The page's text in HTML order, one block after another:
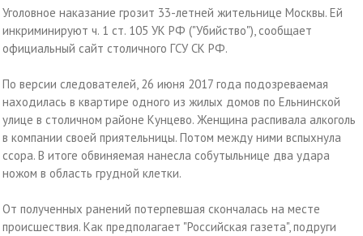
Уголовное наказание грозит 33-летней жительнице Москвы. Ей
инкриминируют ч. 1 ст. 105 УК РФ ("Убийство"), сообщает
официальный сайт столичного ГСУ СК РФ.
По версии следователей, 26 июня 2017 года подозреваемая
находилась в квартире одного из жилых домов по Ельнинской
улице в столичном районе Кунцево. Женщина распивала алкоголь
в компании своей приятельницы. Потом между ними вспыхнула
ссора. В итоге обвиняемая нанесла собутыльнице два удара
ножом в область грудной клетки.
От полученных ранений потерпевшая скончалась на месте
происшествия. Как предполагает "Российская газета", подруги